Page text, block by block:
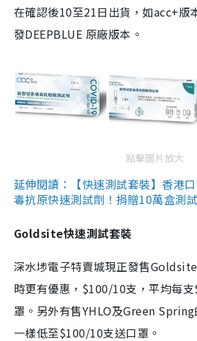
在確認後10至21日出貨，如acc+版
發DEEPBLUE 原廠版本。
點擊圖片放大
延伸閱讀：【快速測試套裝】香港
毒抗原快速測試劑！捐贈10萬盒測
Goldsite快速測試套裝
深水埗電子特賣城現正發售
時更有優惠，$100/10支，平均每
罩。另外有售YHLO及Green Spring
一樣低至$100/10支送口罩。